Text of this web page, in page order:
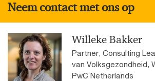
Neem contact met ons op
Willeke Bakker
Partner, Consulting
van Volksgezondheid,
PwC Netherlands